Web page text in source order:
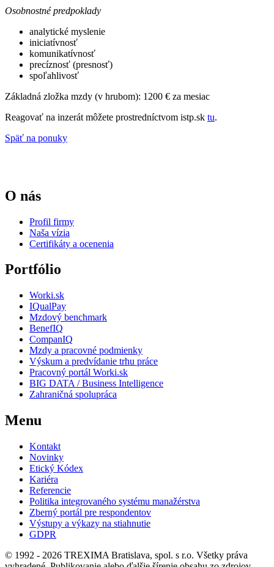
Osobnostné predpoklady
analytické myslenie
iniciatívnosť
komunikatívnosť
precíznosť (presnosť)
spoľahlivosť
Základná zložka mzdy (v hrubom): 1200 € za mesiac
Reagovať na inzerát môžete prostredníctvom istp.sk tu.
Späť na ponuky
O nás
Profil firmy
Naša vízia
Certifikáty a ocenenia
Portfólio
Worki.sk
IQualPay
Mzdový benchmark
BenefIQ
CompanIQ
Mzdy a pracovné podmienky
Výskum a predvídanie trhu práce
Pracovný portál Worki.sk
BIG DATA / Business Intelligence
Zahraničná spolupráca
Menu
Kontakt
Novinky
Etický Kódex
Kariéra
Referencie
Politika integrovaného systému manažérstva
Zberný portál pre respondentov
Výstupy a výkazy na stiahnutie
GDPR
© 1992 - 2026 TREXIMA Bratislava, spol. s r.o. Všetky práva